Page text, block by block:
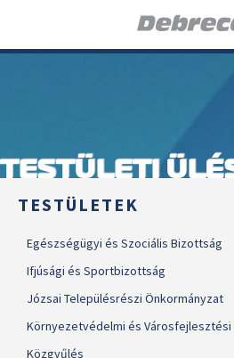
TESTÜLETI
TESTÜLETEK
Egészségügyi és Szociális Bizottság
Ifjúsági és Sportbizottság
Józsai Településrészi Önkormányzat
Környezetvédelmi és
Közgyűlés